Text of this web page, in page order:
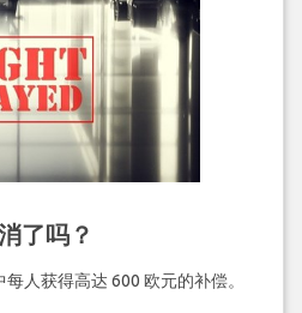
了吗？
人获得高达 600 欧元的补偿。